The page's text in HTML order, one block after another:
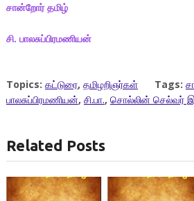
சான்றோர் தமிழ்
சி. பாலசுப்பிரமணியன்
Topics: கட்டுரை, தமிழறிஞர்கள் Tags:
பாலசுப்பிரமணியன், சி.பா., சொல்லின் செல்வர்
Related Posts